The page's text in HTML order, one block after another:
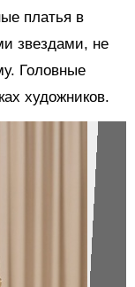
платья в
звездами, не
Головные
художников.